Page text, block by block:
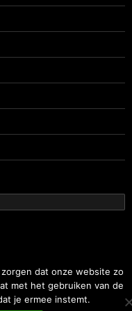
dat onze website zo
met het gebruiken van de
je ermee instemt.